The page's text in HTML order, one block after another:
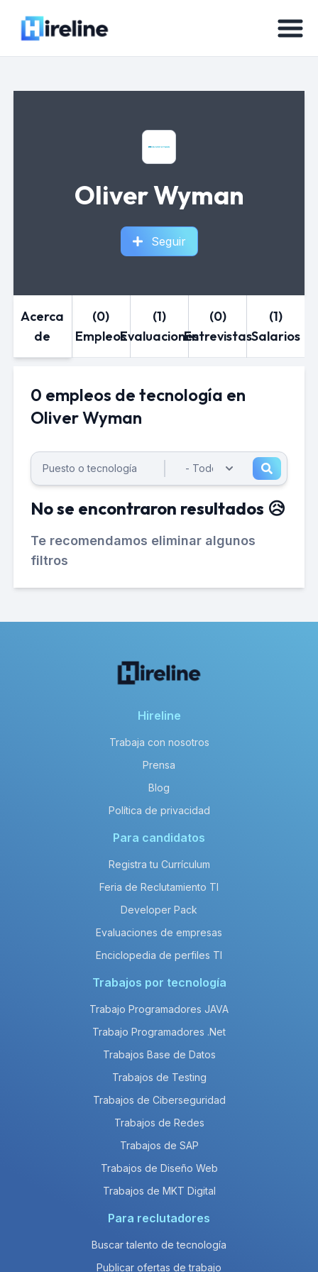
Oliver Wyman
Seguir
Acerca
de
(0)
Empleos
(1)
Evaluaciones
(0)
Entrevistas
(1)
Salarios
0 empleos de tecnología en
Oliver Wyman
No se encontraron resultados 😥
Te recomendamos eliminar algunos
filtros
Hireline
Trabaja con nosotros
Prensa
Blog
Política de privacidad
Para candidatos
Registra tu Currículum
Feria de Reclutamiento TI
Developer Pack
Evaluaciones de empresas
Enciclopedia de perfiles TI
Trabajos por tecnología
Trabajo Programadores JAVA
Trabajo Programadores .Net
Trabajos Base de Datos
Trabajos de Testing
Trabajos de Ciberseguridad
Trabajos de Redes
Trabajos de SAP
Trabajos de Diseño Web
Trabajos de MKT Digital
Para reclutadores
Buscar talento de tecnología
Publicar ofertas de trabajo